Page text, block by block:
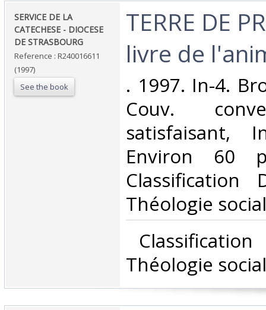
‎SERVICE DE LA
CATECHESE - DIOCESE
DE STRASBOURG‎
Reference : R240016611
(1997)
See the book
‎TERRE DE
livre de
‎. 1997. In-4.
Couv.
satisfaisant,
Environ 60
Classification
Théologie
Théologie